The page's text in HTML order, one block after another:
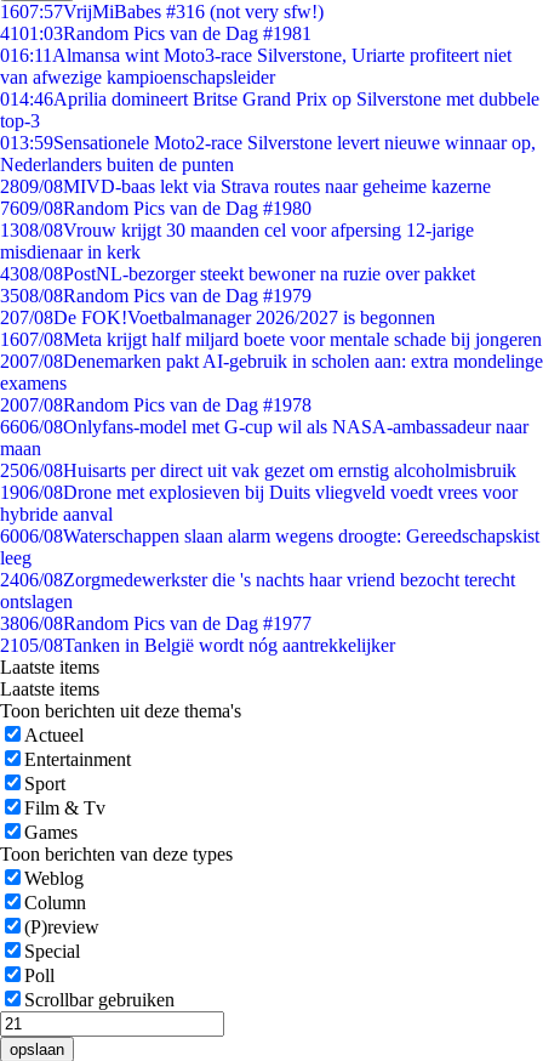
1607:57VrijMiBabes #316 (not very sfw!)
4101:03Random Pics van de Dag #1981
016:11 Almansa wint Moto3-race Silverstone, Uriarte profiteert niet
van afwezige kampioenschapsleider
014:46Aprilia domineert Britse Grand Prix op Silverstone met dubbele
top-3
013:59Sensationele Moto2-race Silverstone levert nieuwe winnaar op,
Nederlanders buiten de punten
2809/08MIVD-baas lekt via Strava routes naar geheime kazerne
7609/08Random Pics van de Dag #1980
1308/08Vrouw krijgt 30 maanden cel voor afpersing 12-jarige
misdienaar in kerk
4308/08PostNL-bezorger steekt bewoner na ruzie over pakket
3508/08Random Pics van de Dag #1979
207/08De FOK!Voetbalmanager 2026/2027 is begonnen
1607/08Meta krijgt half miljard boete voor mentale schade bij jongeren
2007/08Denemarken pakt AI-gebruik in scholen aan: extra mondelinge
examens
2007/08Random Pics van de Dag #1978
6606/08Onlyfans-model met G-cup wil als NASA-ambassadeur naar
maan
2506/08Huisarts per direct uit vak gezet om ernstig alcoholmisbruik
1906/08Drone met explosieven bij Duits vliegveld voedt vrees voor
hybride aanval
6006/08Waterschappen slaan alarm wegens droogte: Gereedschapskist
leeg
2406/08Zorgmedewerkster die 's nachts haar vriend bezocht terecht
ontslagen
3806/08Random Pics van de Dag #1977
2105/08Tanken in België wordt nóg aantrekkelijker
Laatste items
Laatste items
Toon berichten uit deze thema's
Actueel
Entertainment
Sport
Film & Tv
Games
Toon berichten van deze types
Weblog
Column
(P)review
Special
Poll
Scrollbar gebruiken
opslaan